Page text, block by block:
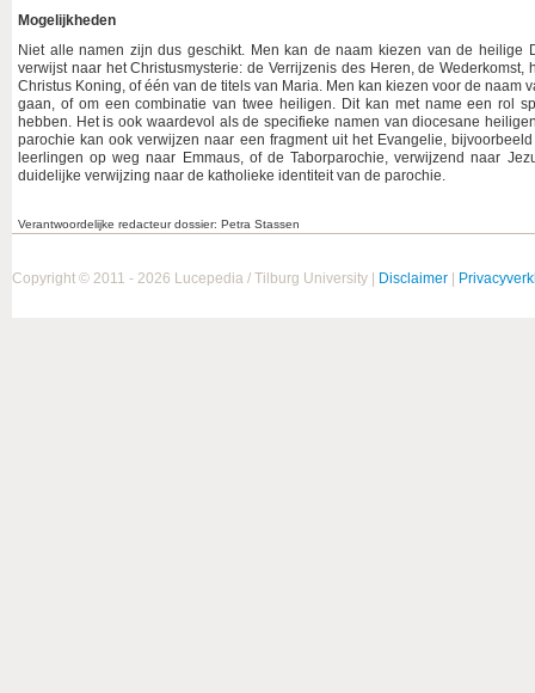
Verantwoordelijke redacteur dossier: Petra Stassen
Mogelijkheden
Niet alle namen zijn dus geschikt. Men kan de naam kiezen van de
verwijst naar het Christusmysterie: de Verrijzenis des Heren, de
Christus Koning, of één van de titels van Maria. Men kan kiezen voor de
gaan, of om een combinatie van twee heiligen. Dit kan met name een rol
hebben. Het is ook waardevol als de specifieke namen van diocesane
parochie kan ook verwijzen naar een fragment uit het Evangelie,
leerlingen op weg naar Emmaus, of de Taborparochie, verwijzend naar
duidelijke verwijzing naar de katholieke identiteit van de parochie.
Copyright © 2011 - 2026 Lucepedia / Tilburg University | Disclaimer